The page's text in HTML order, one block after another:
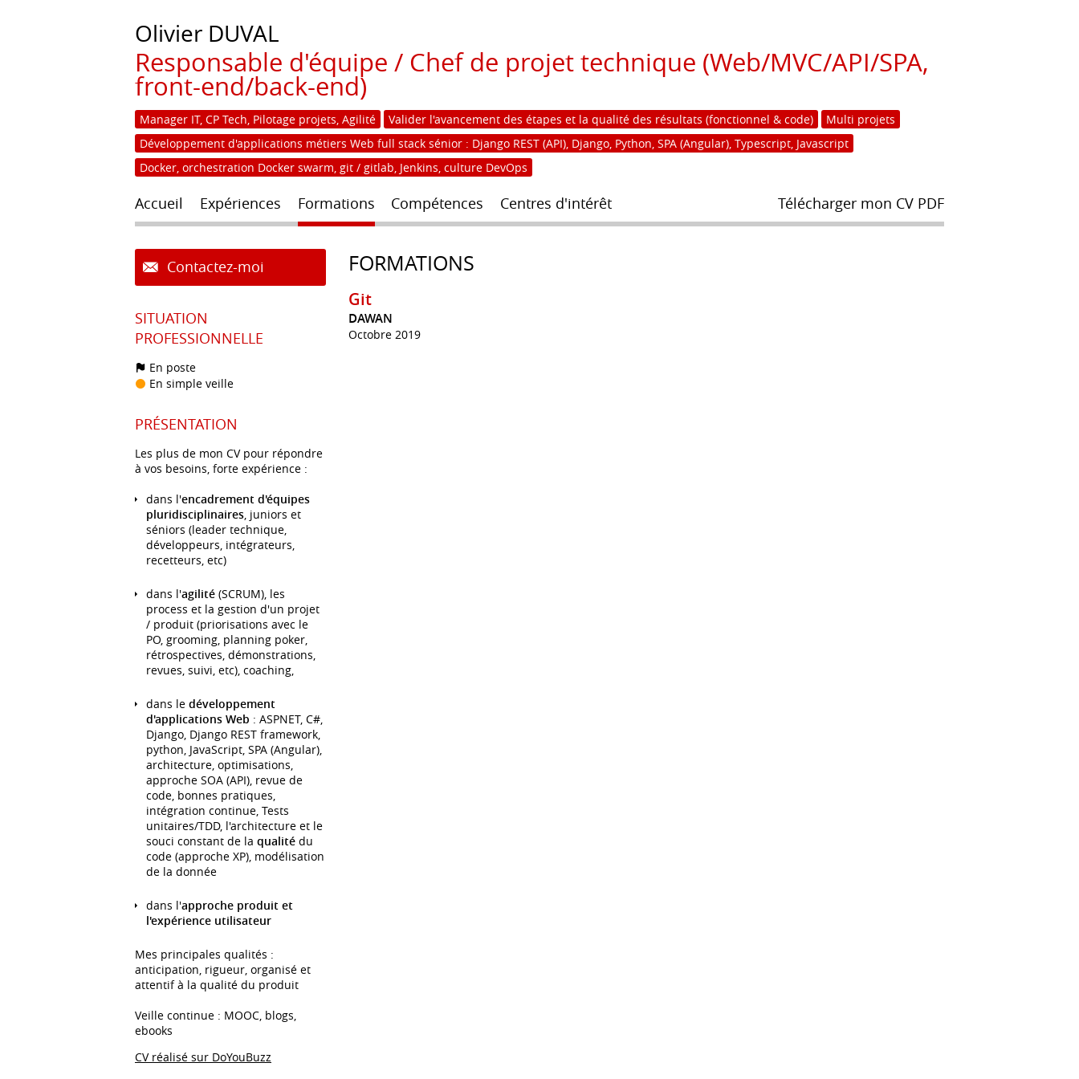
Olivier DUVAL
Responsable d'équipe / Chef de projet technique (Web/MVC/API/SPA,
front-end/back-end)
Manager IT, CP Tech, Pilotage projets, Agilité Valider l'avancement des étapes et la qualité des résultats (fonctionnel & code)
Multi projets
Développement d'applications métiers Web full stack sénior : Django REST (API), Django, Python, SPA (Angular), Typescript, Javascript
Docker, orchestration Docker swarm, git / gitlab, Jenkins, culture DevOps
Accueil Expériences Formations Compétences Centres d'intérêt Télécharger mon CV PDF
Contactez-moi
SITUATION
PROFESSIONNELLE
En poste
En simple veille
PRÉSENTATION
Les plus de mon CV pour répondre
à vos besoins, forte expérience :
dans l'encadrement d'équipes
pluridisciplinaires , juniors et
séniors (leader technique,
développeurs, intégrateurs,
recetteurs, etc)
dans l'agilité (SCRUM), les
process et la gestion d'un projet
/ produit (priorisations avec le
PO, grooming, planning poker,
rétrospectives, démonstrations,
revues, suivi, etc), coaching,
dans le développement
d'applications Web : ASPNET, C#,
Django, Django REST framework,
python, JavaScript, SPA (Angular),
architecture, optimisations,
approche SOA (API), revue de
code, bonnes pratiques,
intégration continue, Tests
unitaires/TDD, l'architecture et le
souci constant de la qualité du
code (approche XP), modélisation
de la donnée
dans l'approche produit et
l'expérience utilisateur
Mes principales qualités :
anticipation, rigueur, organisé et
attentif à la qualité du produit
Veille continue : MOOC, blogs,
ebooks
CV réalisé sur DoYouBuzz
FORMATIONS
Git
DAWAN
Octobre 2019